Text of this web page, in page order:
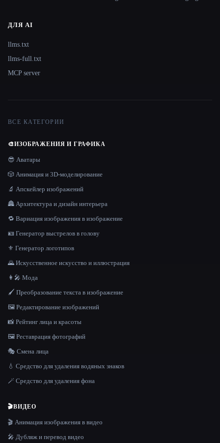
ДЛЯ AI
llms.txt
llms-full.txt
MCP server
ВСЕ КАТЕГОРИИ
🎨ИЗОБРАЖЕНИЯ И ГРАФИКА
😎 Аватары
🎲 Анимация и 3D-моделирование
🔬 Апскейлер изображений
🏯 Архитектура и дизайн интерьера
🔁 Вариация изображения в изображение
🪪 Генератор выстрелов в голову
⚜️ Генератор логотипов
🌄 Искусственное искусство и иллюстрация
👩‍🎤 Мода
🖌️ Преобразование текста в изображение
🖼️ Редактирование изображений
📸 Рейтинг лица и красоты
🖼️ Реставрация фотографий
🎭 Смена лица
💧 Средство для удаления водяных знаков
🪄 Средство для удаления фона
🎬ВИДЕО
🎬 Анимация изображения в видео
🎤 Дубляж и перевод видео